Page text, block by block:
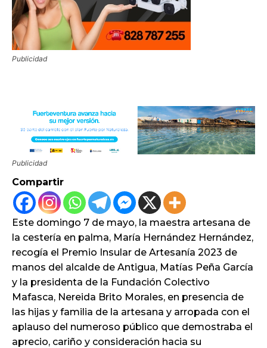
Publicidad
Publicidad
Compartir
Este domingo 7 de mayo, la maestra artesana de
la cestería en palma, María Hernández Hernández,
recogía el Premio Insular de Artesanía 2023 de
manos del alcalde de Antigua, Matías Peña García
y la presidenta de la Fundación Colectivo
Mafasca, Nereida Brito Morales, en presencia de
las hijas y familia de la artesana y arropada con el
aplauso del numeroso público que demostraba el
aprecio, cariño y consideración hacia su